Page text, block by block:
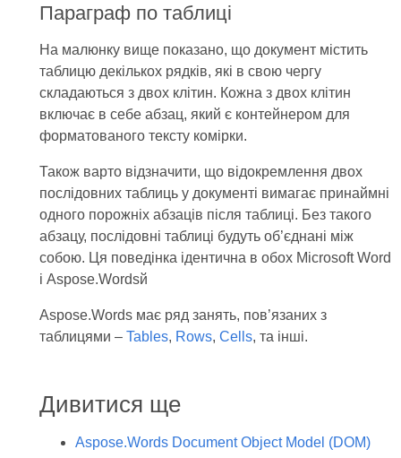
Параграф по таблиці
На малюнку вище показано, що документ містить
таблицю декількох рядків, які в свою чергу
складаються з двох клітин. Кожна з двох клітин
включає в себе абзац, який є контейнером для
форматованого тексту комірки.
Також варто відзначити, що відокремлення двох
послідовних таблиць у документі вимагає принаймні
одного порожніх абзаців після таблиці. Без такого
абзацу, послідовні таблиці будуть об’єднані між
собою. Ця поведінка ідентична в обох Microsoft Word
і Aspose.Wordsй
Aspose.Words має ряд занять, пов’язаних з
таблицями – Tables, Rows, Cells, та інші.
Дивитися ще
Aspose.Words Document Object Model (DOM)